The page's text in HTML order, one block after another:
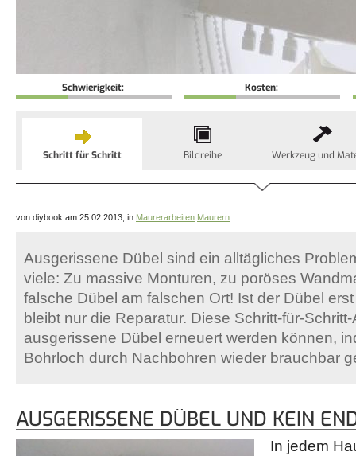
Schwierigkeit: Kosten:
Schritt für Schritt Bildreihe Werkzeug und
von diybook am 25.02.2013, in Maurerarbeiten Maurern
Ausgerissene Dübel sind ein alltägliches
viele: Zu massive Monturen, zu poröses
falsche Dübel am falschen Ort! Ist der Dübel
bleibt nur die Reparatur. Diese Schritt-für-
ausgerissene Dübel erneuert werden können,
Bohrloch durch Nachbohren wieder brauchbar
AUSGERISSENE DÜBEL UND KEIN
In jedem